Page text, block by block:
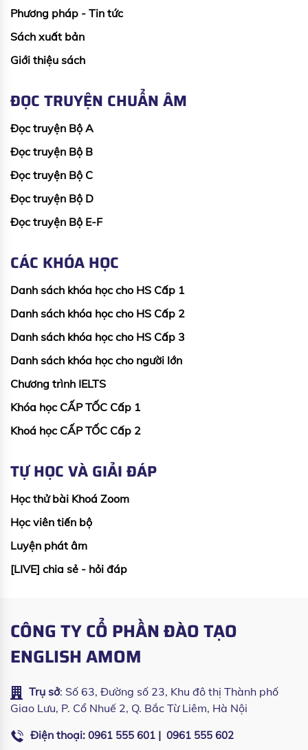
Phương pháp - Tin tức
Sách xuất bản
Giới thiệu sách
ĐỌC TRUYỆN CHUẨN ÂM
Đọc truyện Bộ A
Đọc truyện Bộ B
Đọc truyện Bộ C
Đọc truyện Bộ D
Đọc truyện Bộ E-F
CÁC KHÓA HỌC
Danh sách khóa học cho HS Cấp 1
Danh sách khóa học cho HS Cấp 2
Danh sách khóa học cho HS Cấp 3
Danh sách khóa học cho người lớn
Chương trình IELTS
Khóa học CẤP TỐC Cấp 1
Khoá học CẤP TỐC Cấp 2
TỰ HỌC VÀ GIẢI ĐÁP
Học thử bài Khoá Zoom
Học viên tiến bộ
Luyện phát âm
[LIVE] chia sẻ - hỏi đáp
CÔNG TY CỔ PHẦN ĐÀO TẠO
ENGLISH AMOM
Trụ sở: Số 63, Đường số 23, Khu đô thị Thành phố
Giao Lưu, P. Cổ Nhuế 2, Q. Bắc Từ Liêm, Hà Nội
Điện thoại: 0961 555 601 | 0961 555 602